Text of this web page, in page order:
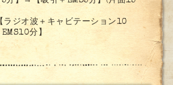
ジオ波＋キャビテーション10
分】